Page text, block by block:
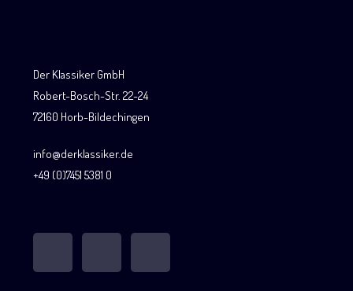
Der Klassiker GmbH
Robert-Bosch-Str. 22-24
72160 Horb-Bildechingen
info@derklassiker.de
+49 (0)7451 5381 0